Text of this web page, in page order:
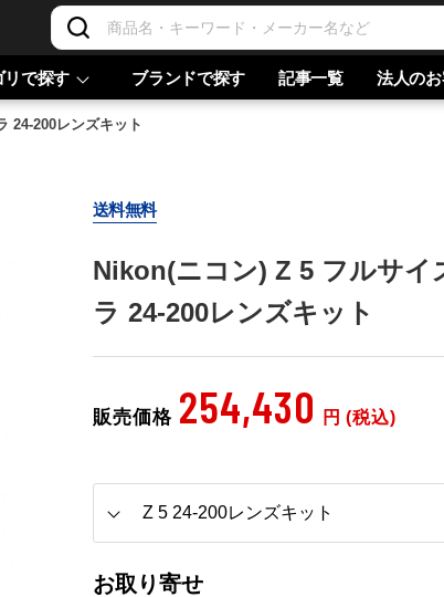
リで探す ブランドで探す 記事一覧 法人のお
24-200レンズキット
送料無料
Nikon(ニコン) Z 5 フルサイ
ラ 24-200レンズキット
販売価格 254,430 円 (税込)
お取り寄せ